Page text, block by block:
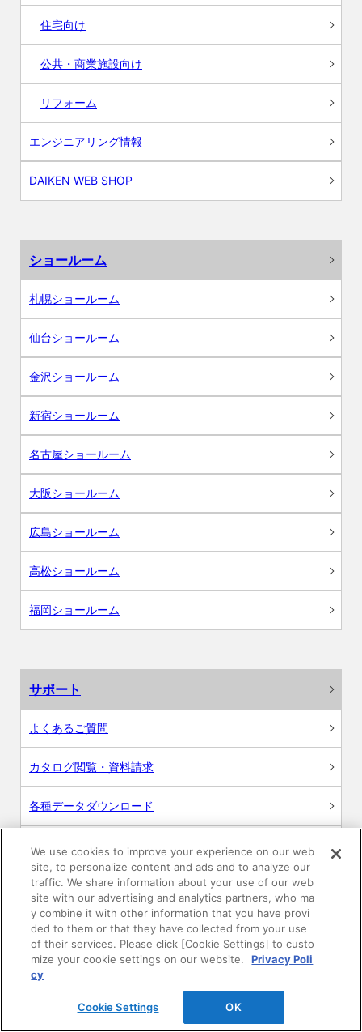
住宅向け
公共・商業施設向け
リフォーム
エンジニアリング情報
DAIKEN WEB SHOP
ショールーム
札幌ショールーム
仙台ショールーム
金沢ショールーム
新宿ショールーム
名古屋ショールーム
大阪ショールーム
広島ショールーム
高松ショールーム
福岡ショールーム
サポート
よくあるご質問
カタログ閲覧・資料請求
各種データダウンロード
WEB見積・各種シミュレーション
交換用部品の購入
修理・点検
お問い合わせ
We use cookies to improve your experience on our web
site, to personalize content and ads and to analyze our
traffic. We share information about your use of our web
site with our advertising and analytics partners, who ma
y combine it with other information that you have provi
ded to them or that they have collected from your use
of their services. Please click [Cookie Settings] to custo
mize your cookie settings on our website.
Privacy Poli
cy
Cookie Settings OK